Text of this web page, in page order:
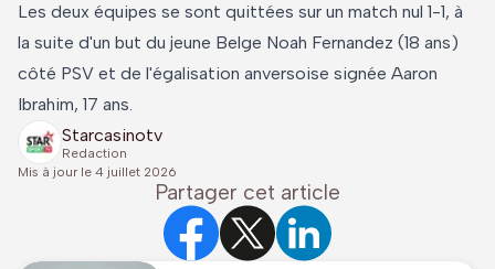
Les deux équipes se sont quittées sur un match nul 1-1, à
la suite d'un but du jeune Belge Noah Fernandez (18 ans)
côté PSV et de l'égalisation anversoise signée Aaron
Ibrahim, 17 ans.
Starcasinotv
Redaction
Mis à jour le 4 juillet 2026
Partager cet article